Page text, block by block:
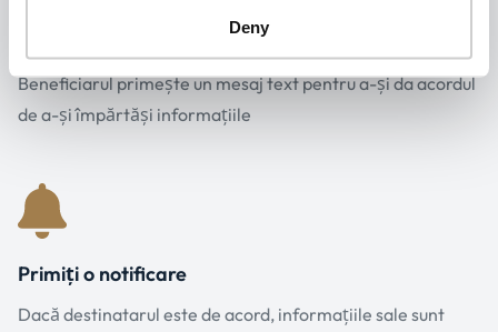
Deny
Beneficiarul primește un mesaj text pentru a-și da acordul
de a-și împărtăși informațiile
Primiți o notificare
Dacă destinatarul este de acord, informațiile sale sunt